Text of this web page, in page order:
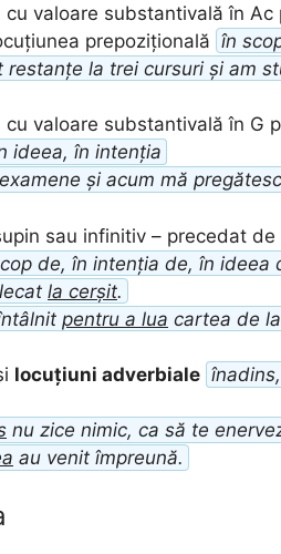
cu valoare substantivală în
prepozițională în
restanțe la trei cursuri și am
cu valoare substantivală în G
ideea, în intenția
și acum mă pregătesc
sau infinitiv – precedat de
de, în intenția de, în ideea
la cerșit.
pentru a lua cartea de
locuțiuni adverbiale
nu zice nimic, ca să te
au venit împreună.